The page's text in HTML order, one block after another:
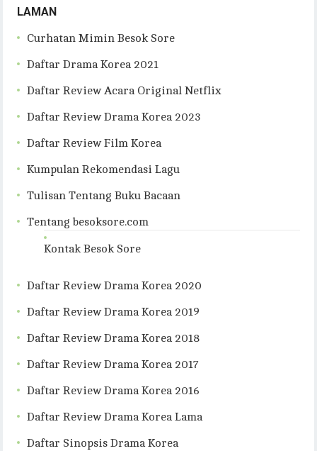
LAMAN
Curhatan Mimin Besok Sore
Daftar Drama Korea 2021
Daftar Review Acara Original Netflix
Daftar Review Drama Korea 2023
Daftar Review Film Korea
Kumpulan Rekomendasi Lagu
Tulisan Tentang Buku Bacaan
Tentang besoksore.com
Kontak Besok Sore
Daftar Review Drama Korea 2020
Daftar Review Drama Korea 2019
Daftar Review Drama Korea 2018
Daftar Review Drama Korea 2017
Daftar Review Drama Korea 2016
Daftar Review Drama Korea Lama
Daftar Sinopsis Drama Korea